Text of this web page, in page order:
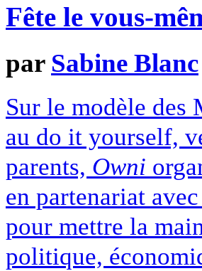
Fête le vous-
par Sabine Blanc
Sur le modèle des
au do it yourself,
parents, Owni
en partenariat
pour mettre la
politique,